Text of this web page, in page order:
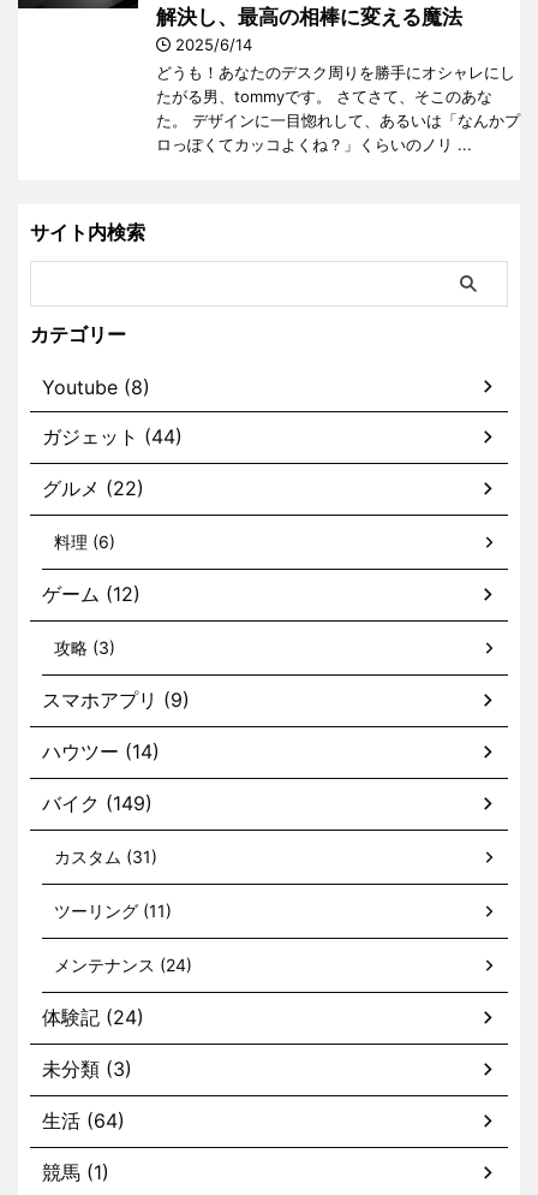
解決し、最高の相棒に変える魔法
2025/6/14
どうも！あなたのデスク周りを勝手にオシャレにし
たがる男、tommyです。 さてさて、そこのあな
た。 デザインに一目惚れして、あるいは「なんかプ
ロっぽくてカッコよくね？」くらいのノリ ...
サイト内検索
カテゴリー
Youtube (8)
ガジェット (44)
グルメ (22)
料理 (6)
ゲーム (12)
攻略 (3)
スマホアプリ (9)
ハウツー (14)
バイク (149)
カスタム (31)
ツーリング (11)
メンテナンス (24)
体験記 (24)
未分類 (3)
生活 (64)
競馬 (1)